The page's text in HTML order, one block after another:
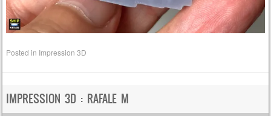
Posted in Impression 3D
IMPRESSION 3D : RAFALE M